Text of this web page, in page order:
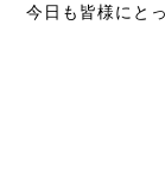
今日も皆様にと